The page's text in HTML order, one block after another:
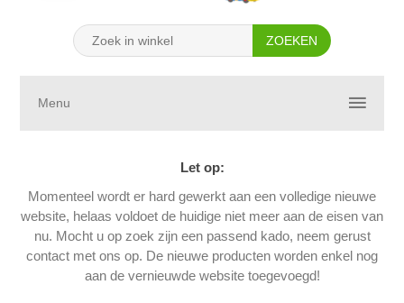
Menu
Let op:
Momenteel wordt er hard gewerkt aan een volledige nieuwe
website, helaas voldoet de huidige niet meer aan de eisen van
nu. Mocht u op zoek zijn een passend kado, neem gerust
contact met ons op. De nieuwe producten worden enkel nog
aan de vernieuwde website toegevoegd!